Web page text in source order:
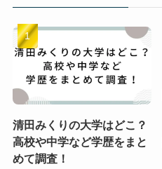
清田みくりの大学はどこ？
高校や中学など学歴をまと
めて調査！